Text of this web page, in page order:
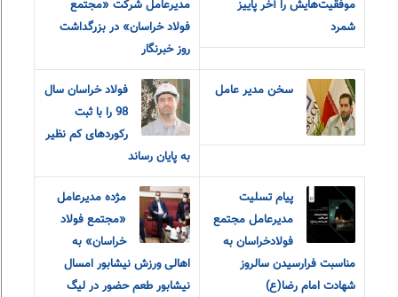
موفقیت‌هایش را آخر پاییز
شمرد
مدیرعامل شرکت «مجتمع
فولاد خراسان» در بزرگداشت
روز خبرنگار
سخن مدیر عامل
فولاد خراسان سال
98 را با ثبت
رکوردهای کم نظیر
به پایان رساند
پیام‌ ‌تسلیت
مدیرعامل مجتمع
فولاد‌خراسان به
مناسبت‌ فرارسیدن سالروز
شهادت امام‌ رضا(ع)
مژده مدیرعامل
«مجتمع فولاد
خراسان» به
اهالی ورزش نیشابور امسال
نیشابور طعم حضور در لیگ